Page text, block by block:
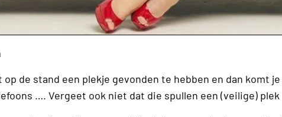
de stand een plekje gevonden te hebben en dan komt
…. Vergeet ook niet dat die spullen een (veilige)